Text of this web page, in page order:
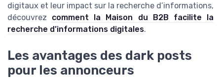
digitaux et leur impact sur la recherche d’informations,
découvrez comment la Maison du B2B facilite la
recherche d’informations digitales.
Les avantages des dark posts
pour les annonceurs